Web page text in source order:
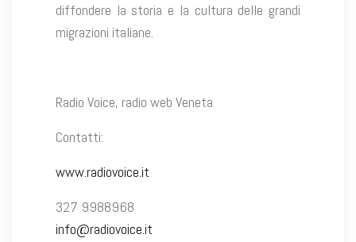
diffondere la storia e la cultura delle grandi
migrazioni italiane.
Radio Voice, radio web Veneta
Contatti:
www.radiovoice.it
327 9988968
info@radiovoice.it